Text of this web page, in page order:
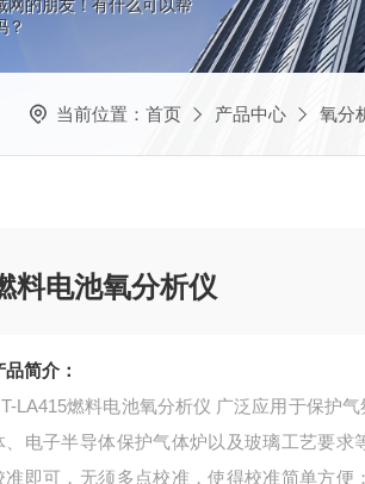
网的朋友！有什么可以帮
？
当前位置： 首页 产品中心 氧分
料电池氧分析仪
品简介：
LA415燃料电池氧分析仪 广泛应用于保护
、电子半导体保护气体炉以及玻璃工艺要
准即可，无须多点校准，使得校准简单方便